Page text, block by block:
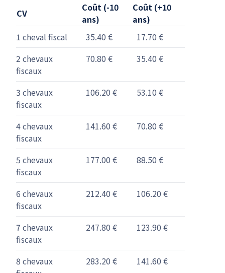
CV
Coût (-10
ans)
Coût (+10
ans)
1 cheval fiscal
35.40 €
17.70 €
2 chevaux
fiscaux
70.80 € 35.40 €
3 chevaux
fiscaux
106.20 € 53.10 €
4 chevaux
fiscaux
141.60 € 70.80 €
5 chevaux
fiscaux
177.00 € 88.50 €
6 chevaux
fiscaux
212.40 € 106.20 €
7 chevaux
fiscaux
247.80 € 123.90 €
8 chevaux
283.20 € 141.60 €